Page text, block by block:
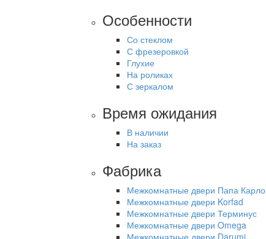
Особенности
Со стеклом
С фрезеровкой
Глухие
На роликах
С зеркалом
Время ожидания
В наличии
На заказ
Фабрика
Межкомнатные двери Папа Карло
Межкомнатные двери Korfad
Межкомнатные двери Терминус
Межкомнатные двери Omega
Межкомнатные двери Darumi